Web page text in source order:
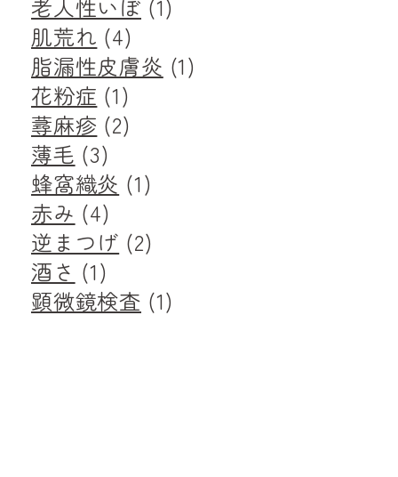
老人性いぼ (1)
肌荒れ (4)
脂漏性皮膚炎 (1)
花粉症 (1)
蕁麻疹 (2)
薄毛 (3)
蜂窩織炎 (1)
赤み (4)
逆まつげ (2)
酒さ (1)
顕微鏡検査 (1)